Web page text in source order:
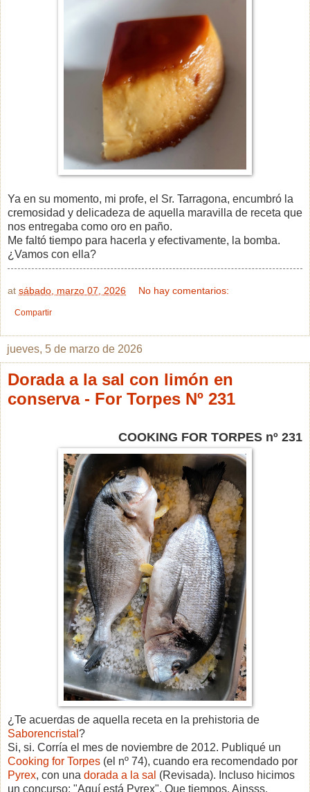
Ya en su momento, mi profe, el Sr. Tarragona, encumbró la
cremosidad y delicadeza de aquella maravilla de receta que
nos entregaba como oro en paño.
Me faltó tiempo para hacerla y efectivamente, la bomba.
¿Vamos con ella?
at sábado, marzo 07, 2026 No hay comentarios:
Compartir
jueves, 5 de marzo de 2026
Dorada a la sal con limón en
conserva - For Torpes Nº 231
COOKING FOR TORPES nº 231
¿Te acuerdas de aquella receta en la prehistoria de
Saborencristal ?
Si, si. Corría el mes de noviembre de 2012. Publiqué un
Cooking for Torpes (el nº 74), cuando era recomendado por
Pyrex, con una dorada a la sal (Revisada). Incluso hicimos
un concurso: "Aquí está Pyrex". Que tiempos. Ainsss.